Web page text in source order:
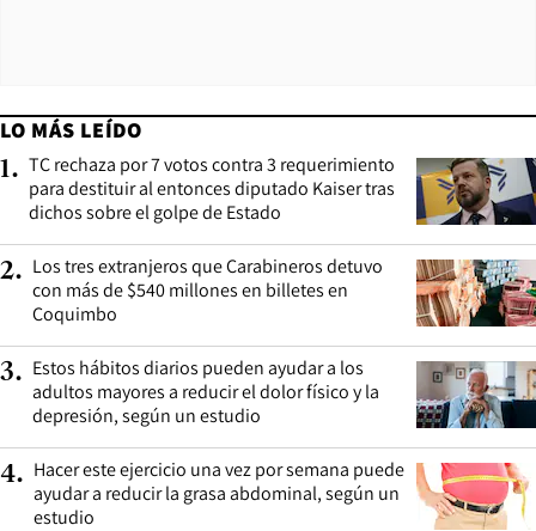
LO MÁS LEÍDO
1. TC rechaza por 7 votos contra 3 requerimiento
para destituir al entonces diputado Kaiser tras
dichos sobre el golpe de Estado
2. Los tres extranjeros que Carabineros detuvo
con más de $540 millones en billetes en
Coquimbo
3. Estos hábitos diarios pueden ayudar a los
adultos mayores a reducir el dolor físico y la
depresión, según un estudio
4. Hacer este ejercicio una vez por semana puede
ayudar a reducir la grasa abdominal, según un
estudio